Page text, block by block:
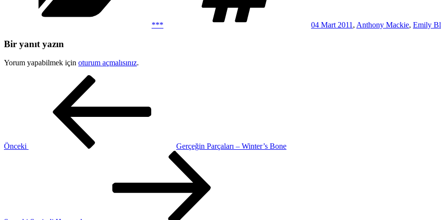
*** 04 Mart 2011 , Anthony Mackie, Emily
Bir yanıt yazın
Yorum yapabilmek için oturum açmalısınız.
Önceki
Gerçeğin Parçaları – Winter’s Bone